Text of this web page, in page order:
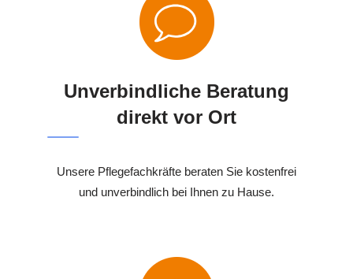
Unverbindliche Beratung
direkt vor Ort
Unsere Pflegefachkräfte beraten Sie kostenfrei
und unverbindlich bei Ihnen zu Hause.